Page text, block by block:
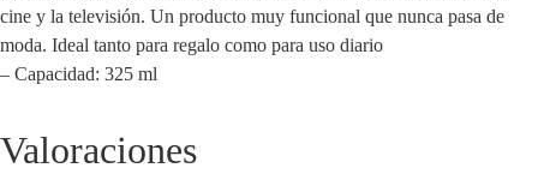
cine y la televisión. Un producto muy funcional que nunca pasa de
moda. Ideal tanto para regalo como para uso diario
– Capacidad: 325 ml
Valoraciones